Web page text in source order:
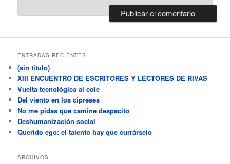
ENTRADAS RECIENTES
(sin título)
XIII ENCUENTRO DE ESCRITORES Y LECTORES DE RIVAS
Vuelta tecnológica al cole
Del viento en los cipreses
No me pidas que camine despacito
Deshumanización social
Querido ego: el talento hay que currárselo
ARCHIVOS